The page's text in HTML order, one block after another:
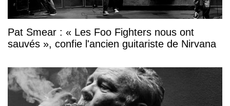
Pat Smear : « Les Foo Fighters nous ont
sauvés », confie l'ancien guitariste de Nirvana